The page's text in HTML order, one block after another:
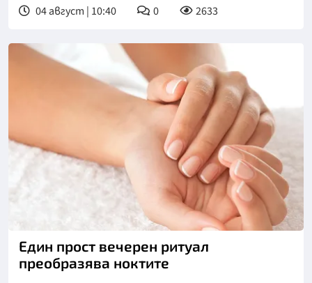
04 август | 10:40 0 2633
Един прост вечерен ритуал
преобразява ноктите